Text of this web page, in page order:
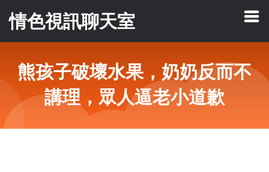
情色視訊聊天室
熊孩子破壞水果，奶奶反而不
講理，眾人逼老小道歉